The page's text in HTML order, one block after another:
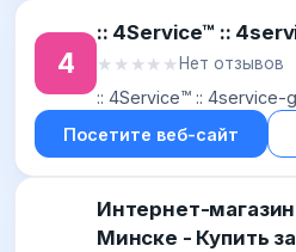
4
:: 4Service™ ::
★★★★★
★★★★★ Нет отзывов
:: 4Service™ :: 4service-
Посетите веб-сайт
Интернет-магазин
Минске - Купить